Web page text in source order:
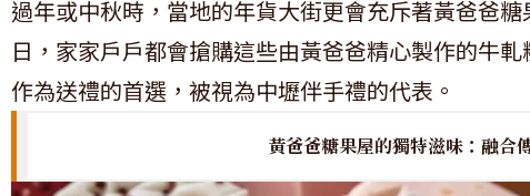
過年或中秋時，當地的年貨大街更會充斥著黃爸爸
日，家家戶戶都會搶購這些由黃爸爸精心製作的牛
作為送禮的首選，被視為中壢伴手禮的代表。
黃爸爸糖果屋的獨特滋味：融合